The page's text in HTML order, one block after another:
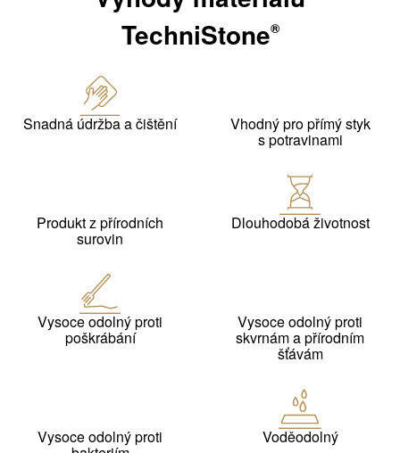
TechniStone®
Snadná údržba a čištění Vhodný pro přímý styk
s potravinami
Produkt z přírodních
surovin
Dlouhodobá životnost
Vysoce odolný proti
poškrábání
Vysoce odolný proti
skvrnám a přírodním
šťávám
Vysoce odolný proti Voděodolný